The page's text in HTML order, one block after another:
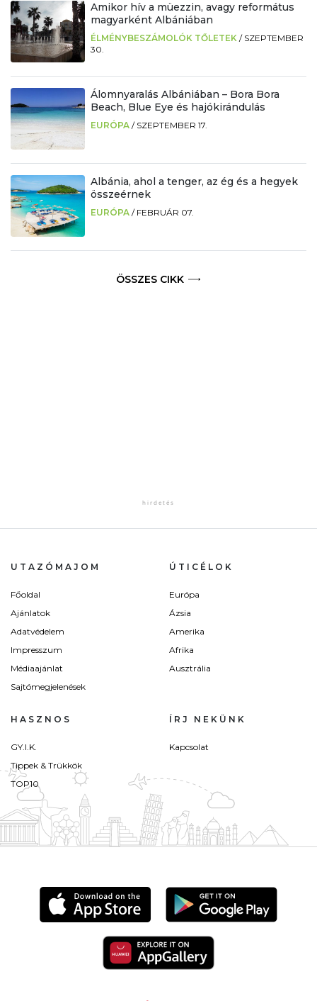
Amikor hív a müezzin, avagy református
magyarként Albániában
ÉLMÉNYBESZÁMOLÓK TŐLETEK / SZEPTEMBER
30.
Álomnyaralás Albániában – Bora Bora
Beach, Blue Eye és hajókirándulás
EURÓPA / SZEPTEMBER 17.
Albánia, ahol a tenger, az ég és a hegyek
összeérnek
EURÓPA / FEBRUÁR 07.
ÖSSZES CIKK
UTAZÓMAJOM
Főoldal
Ajánlatok
Adatvédelem
Impresszum
Médiaajánlat
Sajtómegjelenések
ÚTICÉLOK
Európa
Ázsia
Amerika
Afrika
Ausztrália
HASZNOS
GY.I.K.
Tippek & Trükkök
TOP10
ÍRJ NEKÜNK
Kapcsolat